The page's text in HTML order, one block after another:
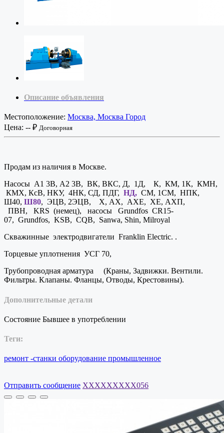
Описание объявления
Местоположение: Москва, Москва Город
Цена: -- ₽ Договорная
Продам из наличия в Москве.
Насосы А1 3В, А2 3В, ВК, ВКС, Д, 1Д, К, КМ, 1К, КМН,
КМХ, КсВ, НКУ, 4НК, СД, ПДГ, НД, СМ, 1СМ, НПК,
Ш40, Ш80, ЭЦВ, 2ЭЦВ, Х, АХ, АХЕ, ХЕ, АХП,
ПВН, KRS (немец), насосы Grundfos CR15-
07, Grundfos, KSB, CQB, Sanwa, Shin, Milroyal
Скважинные электродвигатели Franklin Electric. .
Торцевые уплотнения УСГ 70,
Трубопроводная арматура (Краны, Задвижки. Вентили.
Фильтры. Клапаны. Фланцы, Отводы, Крестовины).
Дополнительные детали
Состояние Бывшее в употреблении
Теги:
ремонт -станки оборудование промышленное
Отправить сообщение XXXXXXXXX056